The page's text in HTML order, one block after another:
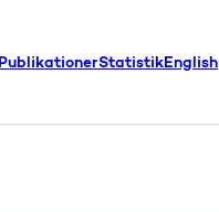
StatistikEnglish